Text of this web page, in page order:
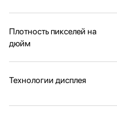
Плотность пикселей на
дюйм
Технологии дисплея